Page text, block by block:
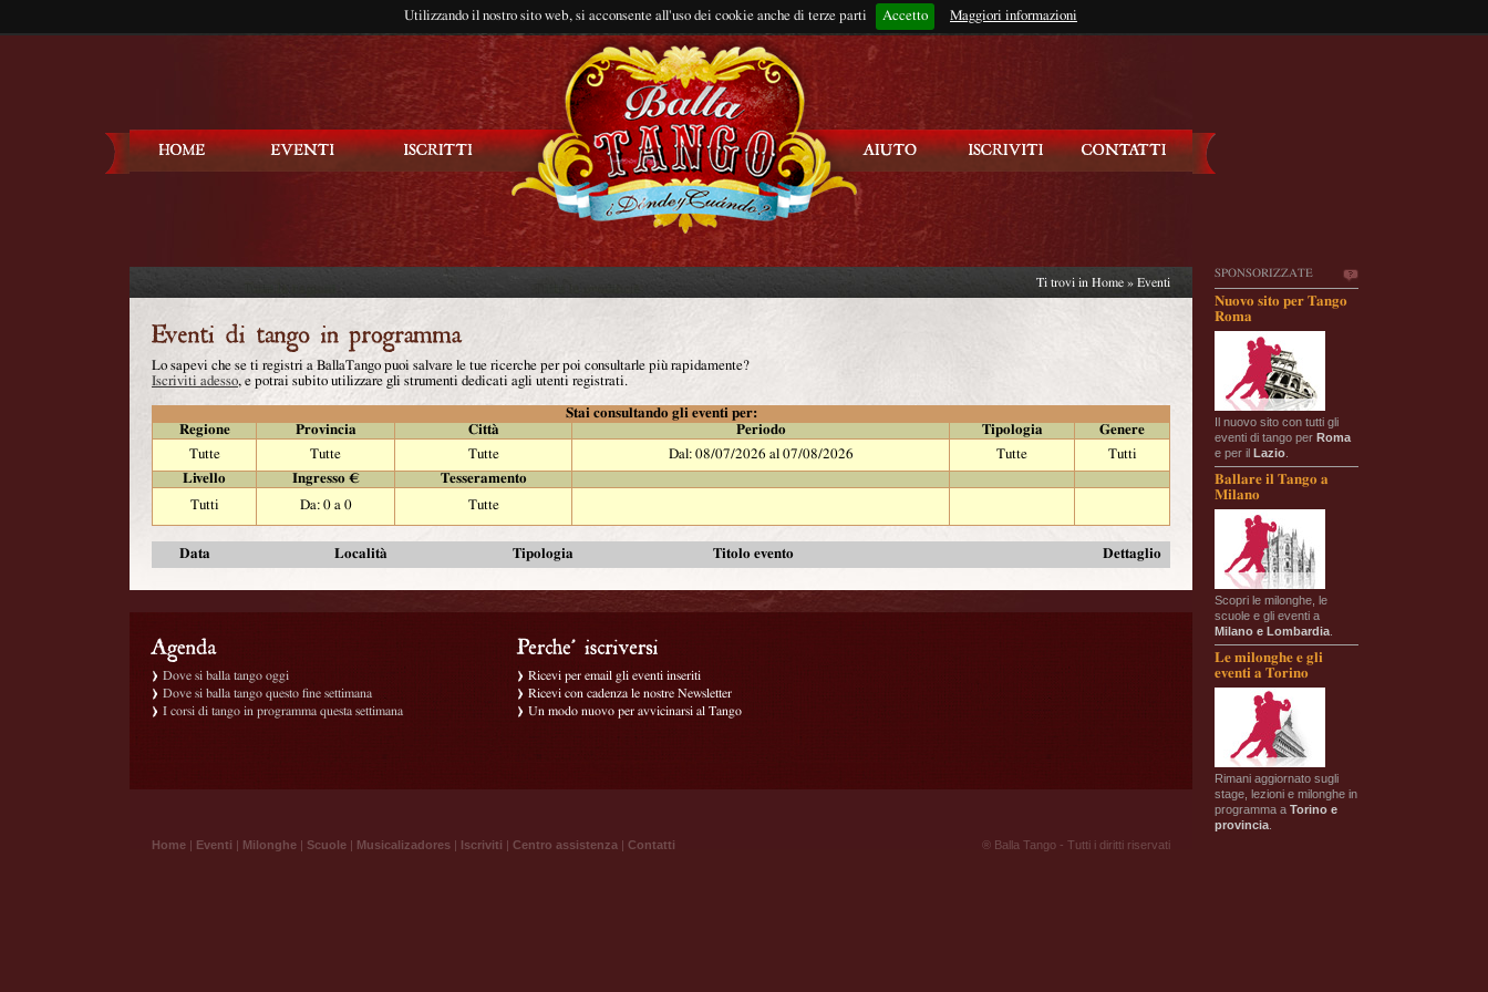
Utilizzando il nostro sito web, si acconsente all'uso dei cookie anche di terze parti Accetto Maggiori informazioni
Rimani connesso?
SPONSORIZZATE
Nuovo sito per Tango
Roma
Il nuovo sito con tutti gli
eventi di tango per Roma
e per il Lazio
Ballare il Tango a
Milano
Scopri le milonghe, le
scuole e gli eventi a
Milano e Lombardia
Le milonghe e gli
eventi a Torino
Rimani aggiornato sugli
stage, lezioni e milonghe in
programma a Torino e
provincia
Ti trovi in Home » Eventi
Lo sapevi che se ti registri a BallaTango puoi salvare le tue ricerche per poi consultarle più rapidamente?
Iscriviti adesso, e potrai subito utilizzare gli strumenti dedicati agli utenti registrati.
Stai consultando gli eventi per:
Regione
Provincia Città Periodo Tipologia
Genere
Tutte
Tutte Tutte Dal: 08/07/2026 al 07/08/2026 Tutte
Tutti
Livello
Ingresso €
Tesseramento
Tutti
Da: 0 a 0 Tutte
Data Località Tipologia Titolo evento Dettaglio
Dove si balla tango oggi
Dove si balla tango questo fine settimana
I corsi di tango in programma questa settimana
Ricevi per email gli eventi inseriti
Ricevi con cadenza le nostre Newsletter
Un modo nuovo per avvicinarsi al Tango
Home | Eventi | Milonghe | Scuole | Musicalizadores | Iscriviti | Centro assistenza | Contatti ® Balla Tango - Tutti i diritti riservati